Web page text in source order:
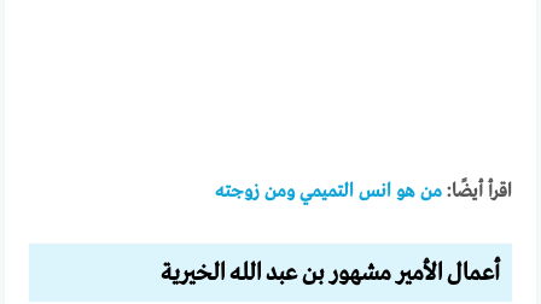
اقرأ أيضًا:من هو انس التميمي ومن زوجته
أعمال الأمير مشهور بن عبد الله الخيرية